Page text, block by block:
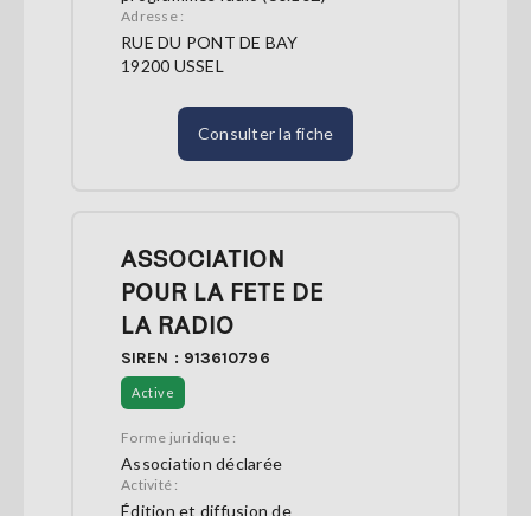
Adresse :
RUE DU PONT DE BAY
19200 USSEL
Consulter la fiche
ASSOCIATION
POUR LA FETE DE
LA RADIO
SIREN : 913610796
Active
Forme juridique :
Association déclarée
Activité :
Édition et diffusion de